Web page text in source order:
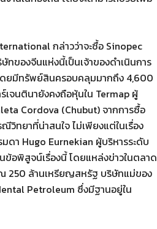
กล่าวว่าจะซื้อ Sinopec
ของจีนแห่งนี้เป็นเจ้าของดำเนินการ
ดยมีทรัพย์สินครอบคลุมมากถึง 4,600
เจนตินายังคงถือหุ้นใน Termap ผู้
Cordova (Chubut) จากการซื้อ
ทยาที่น่าสนใจ ไม่เพียงแต่ในเรื่อง
ดา Hugo Eurnekian ผู้บริหารระดับ
ข้อพิสูจน์เรื่องนี้ โดยแหล่งข่าวในตลาด
250 ล้านเหรียญสหรัฐ บริษัทแม่ของ
Petroleum ซึ่งมีฐานอยู่ใน